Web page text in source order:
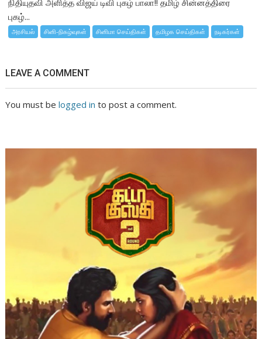
நிதியுதவி அளித்த விஜய் டிவி புகழ் பாலா!! தமிழ் சின்னத்திரை
புகழ்...
அரசியல் சினி-நிகழ்வுகள் சினிமா செய்திகள் தமிழக செய்திகள் நடிகர்கள்
LEAVE A COMMENT
You must belogged in to post a comment.